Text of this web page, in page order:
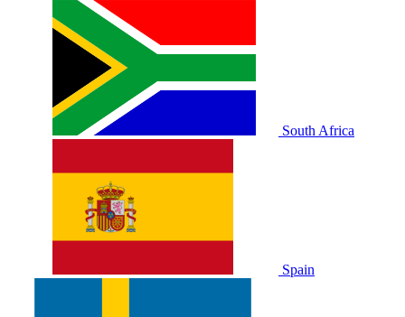
South Africa
Spain